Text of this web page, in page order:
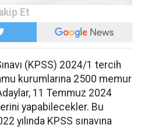
(KPSS) 2024/1 tercih
kurumlarına 2500 memur
11 Temmuz 2024
yapabilecekler. Bu
yılında KPSS sınavına